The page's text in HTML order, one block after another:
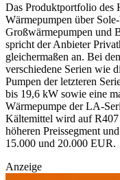
Das Produktportfolio des
Wärmepumpen über
Großwärmepumpen und
spricht der Anbieter
gleichermaßen an. Bei
verschiedene Serien wie
Pumpen der letzteren
bis 19,6 kW sowie eine
Wärmepumpe der LA-
Kältemittel wird auf R407
höheren Preissegment
15.000 und 20.000 EUR.
Anzeige